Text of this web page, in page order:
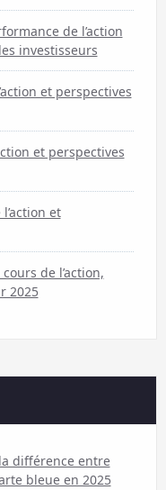
de l’action
investisseurs
et perspectives
et perspectives
et
de l’action,
2025
différence entre
bleue en 2025